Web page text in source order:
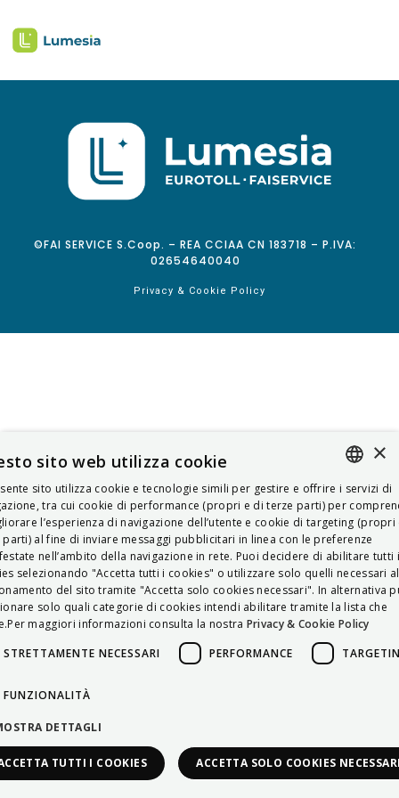
©FAI SERVICE S.Coop. – REA CCIAA CN 183718 – P.IVA:
02654640040
Privacy & Cookie Policy
ITALIAN
ENGLISH
FRENCH
HUNGARIAN
DEUTSCH
POLSKI
×
sito web utilizza cookie
sito utilizza cookie e tecnologie simili per gestire e offrire i servizi di
tra cui cookie di performance (propri e di terze parti) per
l’esperienza di navigazione dell’utente e cookie di targeting (propri
parti) al fine di inviare messaggi pubblicitari in linea con le preferenze
nell’ambito della navigazione in rete. Puoi decidere di abilitare tutti i
selezionando "Accetta tutti i cookies" o utilizzare solo quelli necessari al
del sito tramite "Accetta solo cookies necessari". In alternativa
solo quali categorie di cookies intendi abilitare tramite la lista che
maggiori informazioni consulta la nostra Privacy & Cookie Policy
STRETTAMENTE NECESSARI
PERFORMANCE
FUNZIONALITÀ
DETTAGLI
TUTTI I COOKIES ACCETTA SOLO COOKIES